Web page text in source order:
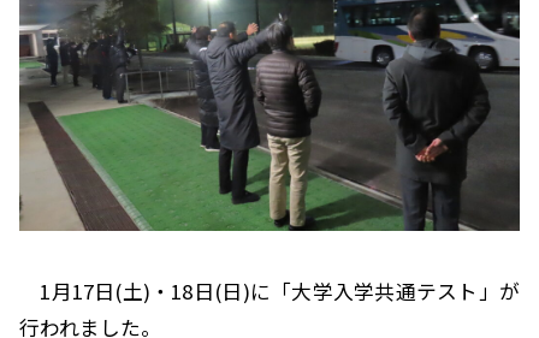
1月17日(土)・18日(日)に「大学入学共通テスト」が
行われました。